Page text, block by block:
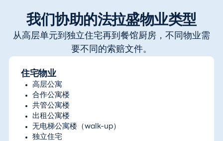
我们协助的法拉盛物业类型
从高层单元到独立住宅再到餐馆厨房，不同物业需
要不同的索赔文件。
住宅物业
高层公寓
合作公寓楼
共管公寓楼
出租公寓楼
无电梯公寓楼（walk-up）
独立住宅